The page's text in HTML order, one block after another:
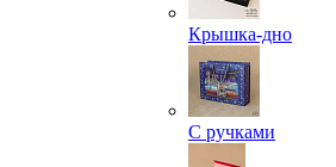
Крышка-дно
С ручками